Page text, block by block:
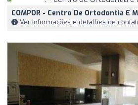
COMPOR - Centro De Ortodontia E
Ver informações e detalhes de